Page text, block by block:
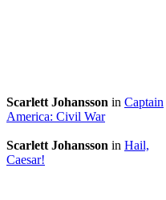
Scarlett Johansson in Captain
America: Civil War
Scarlett Johansson in Hail,
Caesar!